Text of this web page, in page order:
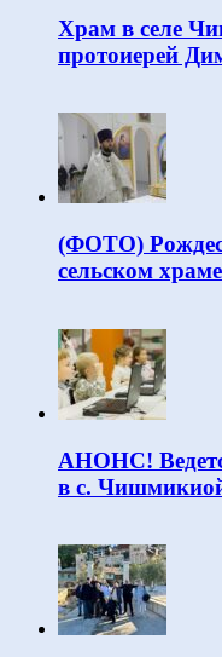
Храм в селе
протоиерей
(ФОТО)
сельском храме
АНОНС!
в с.